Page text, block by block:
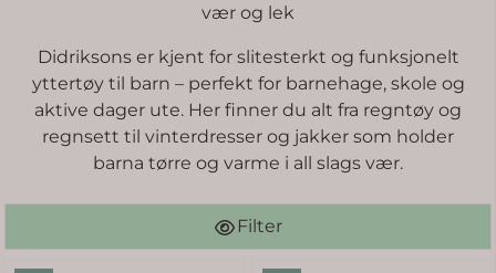
vær og lek
Didriksons er kjent for slitesterkt og funksjonelt
yttertøy til barn – perfekt for barnehage, skole og
aktive dager ute. Her finner du alt fra regntøy og
regnsett til vinterdresser og jakker som holder
barna tørre og varme i all slags vær.
Filter